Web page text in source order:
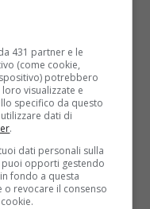
“Neve e sole
al Parco neve
14.30-18.30
con ritrovo
431 partner e le
(come cookie,
potrebbero
visualizzate e
specifico da questo
dati di
.
dati personali sulla
opporti gestendo
fondo a questa
o revocare il consenso